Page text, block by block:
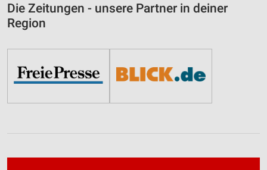
Die Zeitungen - unsere Partner in deiner
Region